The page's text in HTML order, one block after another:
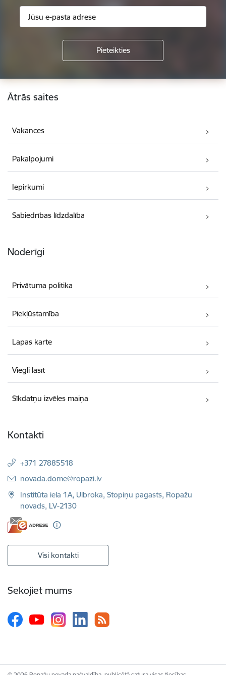
Kājene
Ātrās saites
Vakances
Pakalpojumi
Iepirkumi
Sabiedrības līdzdalība
Noderīgi
Privātuma politika
Piekļūstamība
Lapas karte
Viegli lasīt
Sīkdatņu izvēles maiņa
Kontakti
+371 27885518
E-pasts:
novada.dome@ropazi.lv
Institūta iela 1A, Ulbroka, Stopiņu pagasts, Ropažu
novads, LV-2130
Visi kontakti
Sekojiet mums